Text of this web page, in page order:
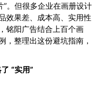
。但很多企业在画册设计
效果差、成本高、实用性
铭阳广告结合上百个画
，整理出这份避坑指南，
“实用”